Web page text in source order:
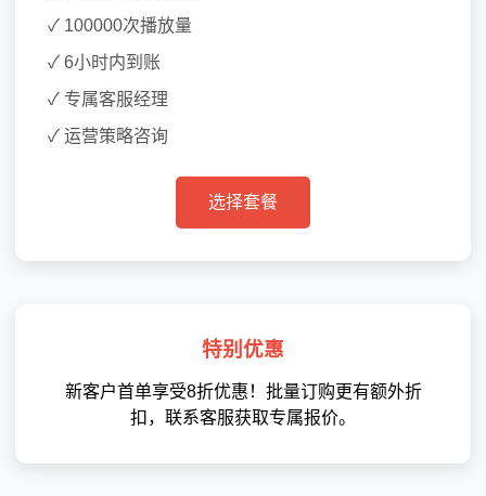
✓ 100000次播放量
✓ 6小时内到账
✓ 专属客服经理
✓ 运营策略咨询
选择套餐
特别优惠
新客户首单享受8折优惠！批量订购更有额外折
扣，联系客服获取专属报价。